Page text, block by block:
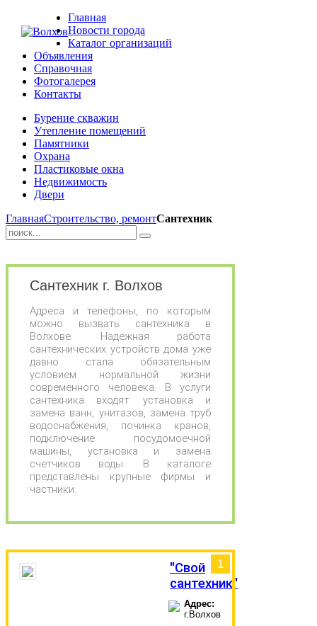
Главная
Новости города
Каталог организаций
Объявления
Справочная
Фотогалерея
Контакты
Бурение скважин
Утепление помещений
Памятники
Охрана
Пластиковые окна
Недвижимость
Двери
ГлавнаяСтроительство, ремонтСантехник
Сантехник г. Волхов
Адреса и телефоны, по которым
можно вызвать сантехника в
Волхове. Надежная работа
сантехнических устройств дома уже
давно стала обязательным
условием нормальной жизни
современного человека. В услуги
сантехника входят: установка и
замена ванн, унитазов, замена труб
водоснабжения, починка кранов,
подключение посудомоечной
машины, установка и замена
счетчиков воды. В каталоге
представлены крупные фирмы и
частники.
1
"Свой
сантехник"
Адрес:
г.Волхов